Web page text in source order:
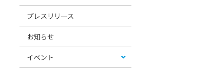
イ
ビ
シ
お
め
テ
カ
リ
ス
プレスリリース
お知らせ
イベント